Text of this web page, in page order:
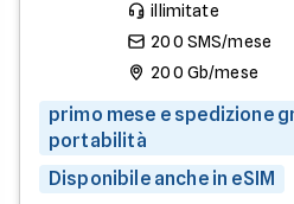
illimitate
200 SMS/mese
200 Gb/mese
primo mese e spedizione
portabilità
Disponibile anche in eSIM